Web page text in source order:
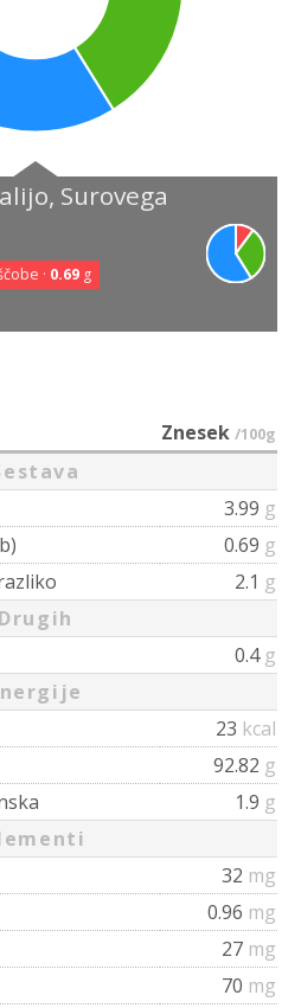
Surovega
· 0.69g
Znesek /100g
3.99 g
0.69 g
2.1 g
Drugih
0.4 g
23 kcal
92.82 g
1.9 g
32 mg
0.96 mg
27 mg
70 mg